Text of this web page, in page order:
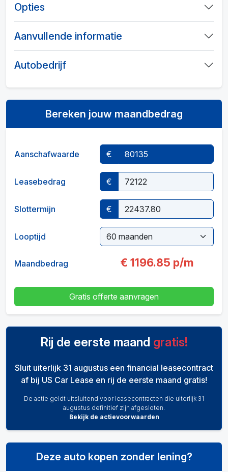
Opties
Aanvullende informatie
Autobedrijf
Bereken jouw maandbedrag
Aanschafwaarde €
Leasebedrag €
Slottermijn €
Looptijd
Maandbedrag € 1196.85 p/m
Gratis offerte aanvragen
Rij de eerste maand gratis!
Sluit uiterlijk 31 augustus een financial leasecontract
af bij US Car Lease en rij de eerste maand gratis!
De actie geldt uitsluitend voor leasecontracten die uiterlijk 31
augustus definitief zijn afgesloten.
Bekijk de actievoorwaarden
Deze auto kopen zonder lening?